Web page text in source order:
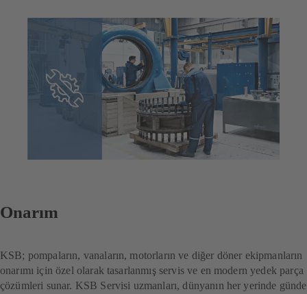
Onarım
KSB; pompaların, vanaların, motorların ve diğer döner ekipmanların
onarımı için özel olarak tasarlanmış servis ve en modern yedek parça
çözümleri sunar. KSB Servisi uzmanları, dünyanın her yerinde günde